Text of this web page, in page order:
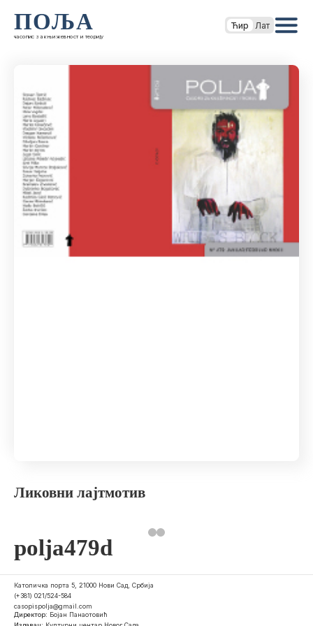
ПОЉА
часопис за књижевност и теорију
Ћир Лат
Ликовни лајтмотив
polja479d
Католичка порта 5, 21000 Нови Сад, Србија
(+381) 021/524-584
casopispolja@gmail.com
Директор: Бојан Панаотовић